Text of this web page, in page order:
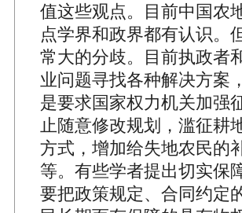
值这些观点。目前中国农
点学界和政界都有认识。
常大的分歧。目前执政者
业问题寻找各种解决方案
是要求国家权力机关加强
止随意修改规划，滥征耕
方式，增加给失地农民的
等。有些学者提出切实保
要把政策规定、合同约定